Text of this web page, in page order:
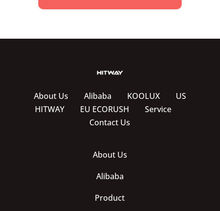
About Us Alibaba KOOLUX
US
HITWAY
EU ECORUSH
Service
Contact Us
About Us
Alibaba
Product